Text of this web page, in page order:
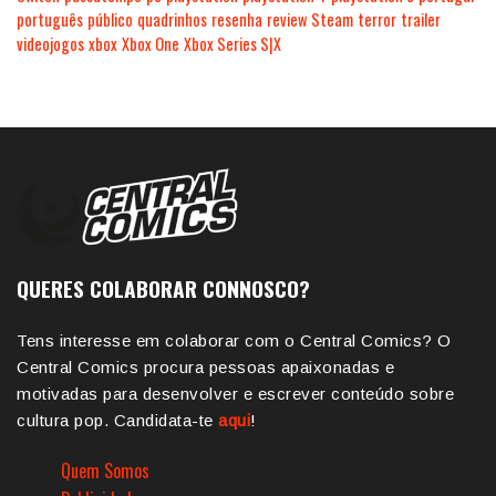
português público quadrinhos resenha review Steam terror trailer
videojogosxboxXbox One Xbox Series S|X
QUERES COLABORAR CONNOSCO?
Tens interesse em colaborar com o Central Comics? O
Central Comics procura pessoas apaixonadas e
motivadas para desenvolver e escrever conteúdo sobre
cultura pop. Candidata-te aqui!
Quem Somos